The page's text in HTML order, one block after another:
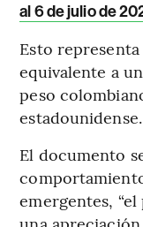
al 6 de julio de
Esto
equivalente a
peso
estadounidense.
El documento
emergentes,